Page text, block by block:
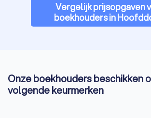
Vergelijk prijsopgaven
boekhouders in
Onze boekhouders beschikken
volgende keurmerken